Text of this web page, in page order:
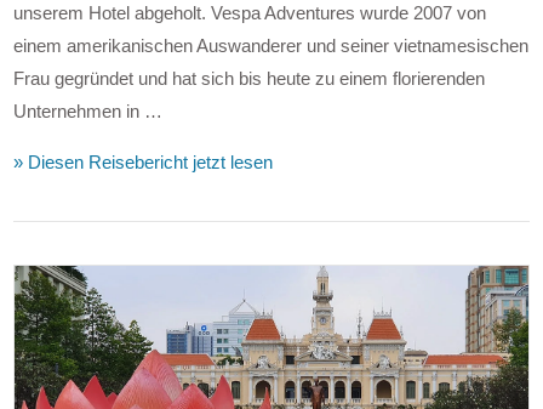
unserem Hotel abgeholt. Vespa Adventures wurde 2007 von
einem amerikanischen Auswanderer und seiner vietnamesischen
Frau gegründet und hat sich bis heute zu einem florierenden
Unternehmen in …
» Diesen Reisebericht jetzt lesen